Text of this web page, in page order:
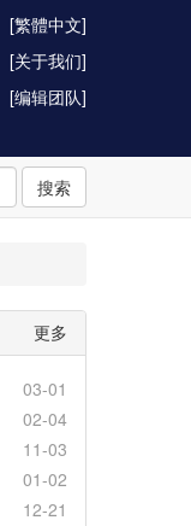
[繁體中文]
[关于我们]
[编辑团队]
搜索
更多
03-01
02-04
11-03
01-02
12-21